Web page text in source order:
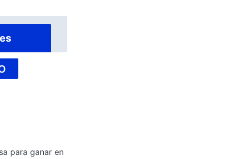
para ganar en